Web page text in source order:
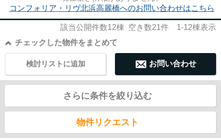
コンフォリア・リヴ北浜高麗橋へのお問い合わせはこちら
該当公開件数12棟 空き数21件 1-12棟表示
チェックした物件をまとめて
お問い合わせ
検討リストに追加
さらに条件を絞り込む
物件リクエスト